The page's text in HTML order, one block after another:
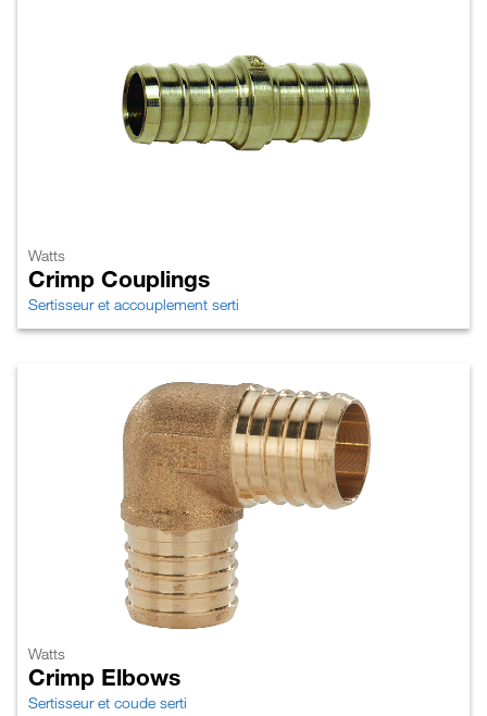
Watts
Crimp Couplings
Sertisseur et accouplement serti
Watts
Crimp Elbows
Sertisseur et coude serti